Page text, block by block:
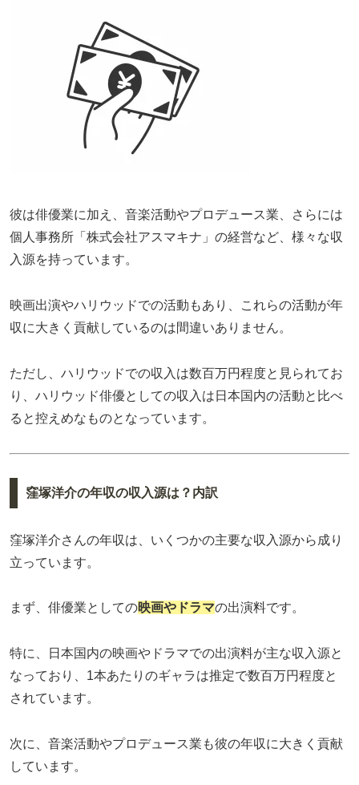
彼は俳優業に加え、音楽活動やプロデュース業、さらには
個人事務所「株式会社アスマキナ」の経営など、様々な収
入源を持っています。
映画出演やハリウッドでの活動もあり、これらの活動が年
収に大きく貢献しているのは間違いありません。
ただし、ハリウッドでの収入は数百万円程度と見られてお
り、ハリウッド俳優としての収入は日本国内の活動と比べ
ると控えめなものとなっています。
窪塚洋介の年収の収入源は？内訳
窪塚洋介さんの年収は、いくつかの主要な収入源から成り
立っています。
まず、俳優業としての映画やドラマの出演料です。
特に、日本国内の映画やドラマでの出演料が主な収入源と
なっており、1本あたりのギャラは推定で数百万円程度と
されています。
次に、音楽活動やプロデュース業も彼の年収に大きく貢献
しています。